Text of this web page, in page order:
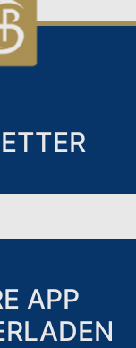
ERWACHSENE
APP